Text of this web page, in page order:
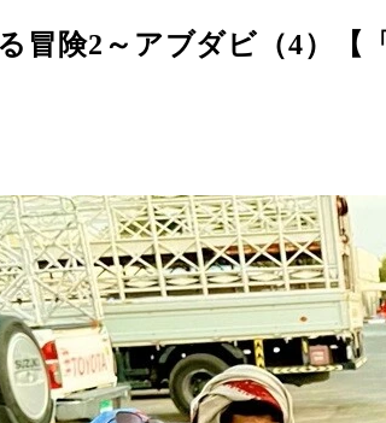
冒険2～アブダビ（4）【